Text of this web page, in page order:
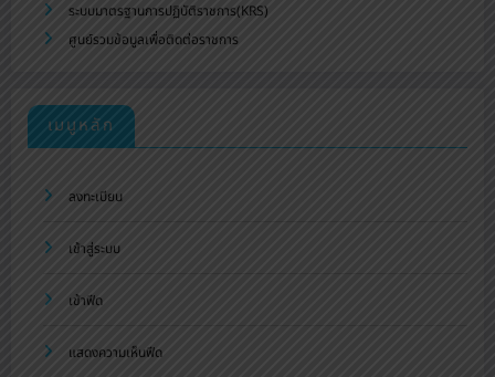
ระบบมาตรฐานการปฏิบัติราชการ(KRS)
ศูนย์รวมข้อมูลเพื่อติดต่อราชการ
เมนูหลัก
ลงทะเบียน
เข้าสู่ระบบ
เข้าฟีด
แสดงความเห็นฟีด